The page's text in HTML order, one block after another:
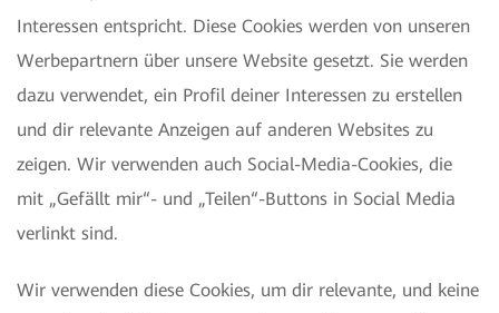
Interessen entspricht. Diese Cookies werden von unseren
Werbepartnern über unsere Website gesetzt. Sie werden
dazu verwendet, ein Profil deiner Interessen zu erstellen
und dir relevante Anzeigen auf anderen Websites zu
zeigen. Wir verwenden auch Social-Media-Cookies, die
mit „Gefällt mir“- und „Teilen“-Buttons in Social Media
verlinkt sind.
Wir verwenden diese Cookies, um dir relevante, und keine